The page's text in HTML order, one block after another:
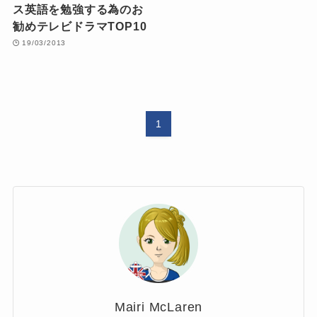
ス英語を勉強する為のお
勧めテレビドラマTOP10
19/03/2013
1
Mairi McLaren